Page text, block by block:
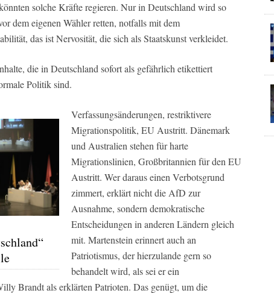
solche Kräfte regieren. Nur in Deutschland wird so
dem eigenen Wähler retten, notfalls mit dem
das ist Nervosität, die sich als Staatskunst verkleidet.
die in Deutschland sofort als gefährlich etikettiert
Politik sind.
Verfassungsänderungen, restriktivere
Migrationspolitik, EU Austritt. Dänemark
und Australien stehen für harte
Migrationslinien, Großbritannien für den EU
Austritt. Wer daraus einen Verbotsgrund
zimmert, erklärt nicht die AfD zur
Ausnahme, sondern demokratische
Entscheidungen in anderen Ländern gleich
mit. Martenstein erinnert auch an
Patriotismus, der hierzulande gern so
behandelt wird, als sei er ein
Brandt als erklärten Patrioten. Das genügt, um die